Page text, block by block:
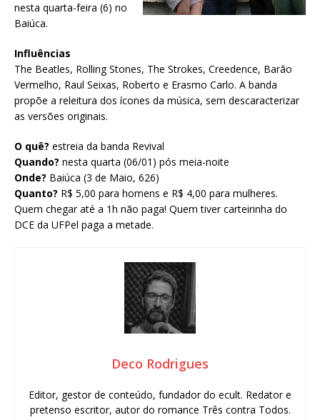
nesta quarta-feira (6) no
Baiúca.
Influências
The Beatles, Rolling Stones, The Strokes, Creedence, Barão
Vermelho, Raul Seixas, Roberto e Erasmo Carlo. A banda
propõe a releitura dos ícones da música, sem descaracterizar
as versões originais.
O quê? estreia da banda Revival
Quando? nesta quarta (06/01) pós meia-noite
Onde? Baiúca (3 de Maio, 626)
Quanto? R$ 5,00 para homens e R$ 4,00 para mulheres.
Quem chegar até a 1h não paga! Quem tiver carteirinha do
DCE da UFPel paga a metade.
Deco Rodrigues
Editor, gestor de conteúdo, fundador do ecult. Redator e
pretenso escritor, autor do romance Três contra Todos.